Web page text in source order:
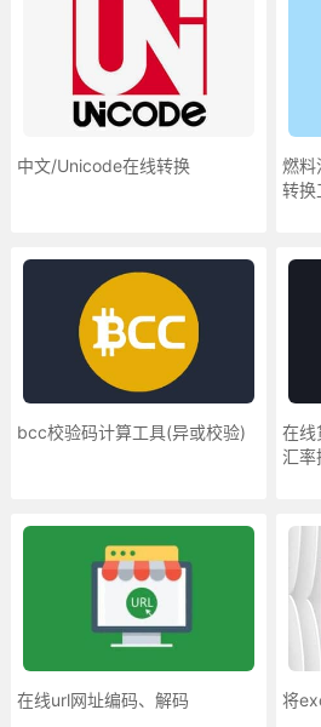
中文/Unicode在线转换
燃料
转换
bcc校验码计算工具(异或校验)
在线
汇率
在线url网址编码、解码 将